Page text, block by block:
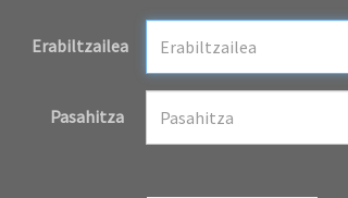
Erabiltzailea
Pasahitza